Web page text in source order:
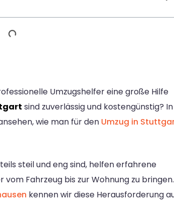
Umzugshelfer eine große Hilfe
sind zuverlässig und kostengünstig? In
wie man für den Umzug in
steil und eng sind, helfen erfahrene
Fahrzeug bis zur Wohnung zu bringen.
kennen wir diese Herausforderung